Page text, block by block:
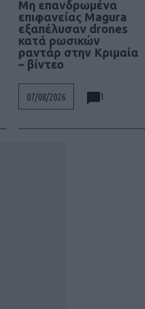
Μη επανδρωμένα
επιφανείας Magura
εξαπέλυσαν drones
κατά ρωσικών
ραντάρ στην Κριμαία
– βίντεο
07/08/2026 1